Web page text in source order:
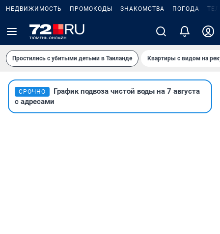
НЕДВИЖИМОСТЬ ПРОМОКОДЫ ЗНАКОМСТВА ПОГОДА
Простились с убитыми детьми в Таиланде Квартиры с видом на
СРОЧНО
График подвоза чистой воды на 7 августа
с адресами